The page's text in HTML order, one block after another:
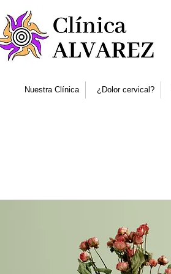
Nuestra Clínica ¿Dolor cervical?